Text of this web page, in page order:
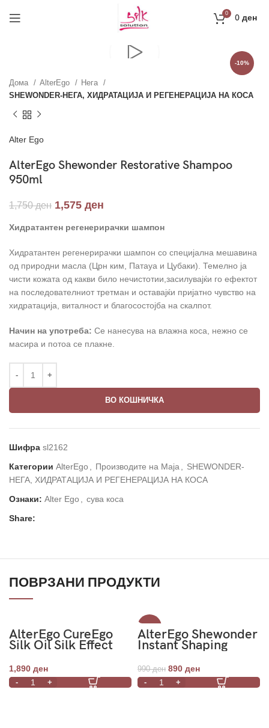
0 0ден
-10%
Дома AlterEgo
Нега
SHEWONDER-НЕГА, ХИДРАТАЦИЈА И РЕГЕНЕРАЦИЈА НА КОСА
Alter Ego
AlterEgo Shewonder Restorative Shampoo
950ml
1,750ден 1,575 ден
Хидратантен регенерирачки шампон
Хидратантен регенерирачки шампон со специјална мешавина
од природни масла (Црн ким, Патауа и Цубаки). Темелно ја
чисти кожата од какви било нечистотии,засилувајќи го ефектот
на последователниот третман и оставајќи пријатно чувство на
хидратација, виталност и благосостојба на скалпот.
Начин на употреба: Се нанесува на влажна коса, нежно се
масира и потоа се плакне.
ВО КОШНИЧКА
Шифра sl2162
Категории AlterEgo Производите на Маја
SHEWONDER-
НЕГА, ХИДРАТАЦИЈА И РЕГЕНЕРАЦИЈА НА КОСА
Ознаки: Alter Ego
сува коса
Share:
ПОВРЗАНИ ПРОДУКТИ
AlterEgo CureEgo
Silk Oil Silk Effect
1,890 ден
AlterEgo Shewonder
Instant Shaping
Mask 300ml
990ден 890 ден
Направи профил и добиј на меил код за 10%
попуст на прва нарачка